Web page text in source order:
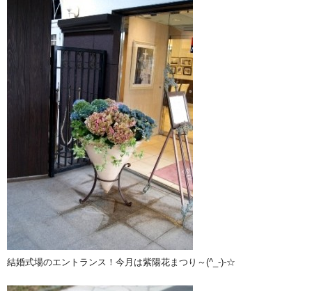
結婚式場のエントランス！今月は紫陽花まつり～(^_-)-☆